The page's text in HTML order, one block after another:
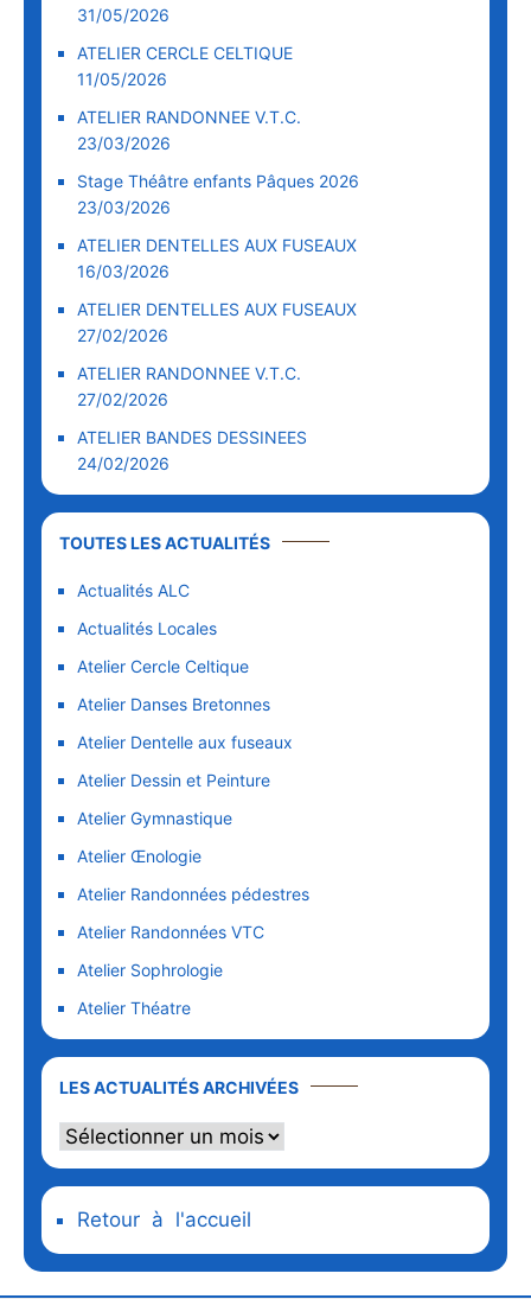
31/05/2026
ATELIER CERCLE CELTIQUE
11/05/2026
ATELIER RANDONNEE V.T.C.
23/03/2026
Stage Théâtre enfants Pâques 2026
23/03/2026
ATELIER DENTELLES AUX FUSEAUX
16/03/2026
ATELIER DENTELLES AUX FUSEAUX
27/02/2026
ATELIER RANDONNEE V.T.C.
27/02/2026
ATELIER BANDES DESSINEES
24/02/2026
TOUTES LES ACTUALITÉS
Actualités ALC
Actualités Locales
Atelier Cercle Celtique
Atelier Danses Bretonnes
Atelier Dentelle aux fuseaux
Atelier Dessin et Peinture
Atelier Gymnastique
Atelier Œnologie
Atelier Randonnées pédestres
Atelier Randonnées VTC
Atelier Sophrologie
Atelier Théatre
LES ACTUALITÉS ARCHIVÉESLes
Retour à l'accueil